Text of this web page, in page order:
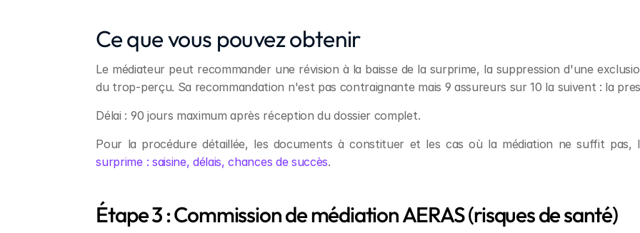
Ce que vous pouvez obtenir
Le médiateur peut recommander une révision à la baisse de la surprime, la suppression d'une
du trop-perçu. Sa recommandation n'est pas contraignante mais 9 assureurs sur 10 la suivent : la
Délai : 90 jours maximum après réception du dossier complet.
Pour la procédure détaillée, les documents à constituer et les cas où la médiation ne suffit pas,
surprime : saisine, délais, chances de succès.
Étape 3 : Commission de médiation AERAS (risques de santé)